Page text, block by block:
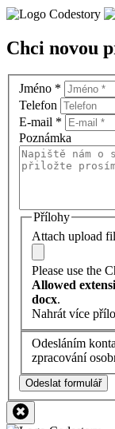
Chci novou
Jméno *
Telefon
E-mail *
Poznámka
Přílohy
Attach upload
Please use the
Allowed
docx.
Nahrát více
Odesláním
zpracování
Odeslat formulář